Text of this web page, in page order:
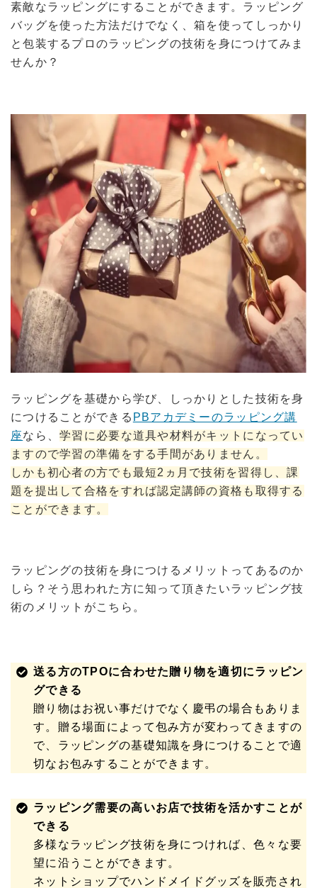
素敵なラッピングにすることができます。ラッピング
バッグを使った方法だけでなく、箱を使ってしっかり
と包装するプロのラッピングの技術を身につけてみま
せんか？
ラッピングを基礎から学び、しっかりとした技術を身
につけることができる PBアカデミーのラッピング講
座なら、学習に必要な道具や材料がキットになってい
ますので学習の準備をする手間がありません。
しかも初心者の方でも最短2ヵ月で技術を習得し、課
題を提出して合格をすれば認定講師の資格も取得する
ことができます。
ラッピングの技術を身につけるメリットってあるのか
しら？そう思われた方に知って頂きたいラッピング技
術のメリットがこちら。
送る方のTPOに合わせた贈り物を適切にラッピン
グできる
贈り物はお祝い事だけでなく慶弔の場合もありま
す。贈る場面によって包み方が変わってきますの
で、ラッピングの基礎知識を身につけることで適
切なお包みすることができます。
ラッピング需要の高いお店で技術を活かすことが
できる
多様なラッピング技術を身につければ、色々な要
望に沿うことができます。
ネットショップでハンドメイドグッズを販売され